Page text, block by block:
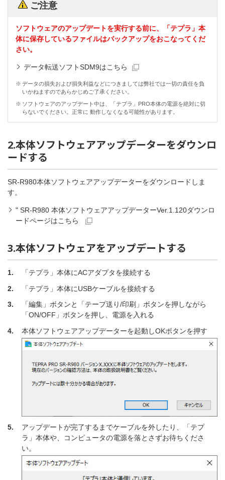
ご注意
ソフトウェアのアップデートを実行する前に、「テプラ」本
体に保存しているファイルはバックアップをおこなってくだ
さい。
データ転送ソフトSDM9はこちら
※ データの損失および損失利益などにつきましては弊社では一切の責任を負
いかねますのであらかじめご了承ください。
※ ソフトウェアのアップデート中は、「テプラ」PRO本体の電源を絶対に切
らないでください。正常に 動作しなくなる可能性があります。
2.本体ソフトウェアアップデーターをダウンロ
ードする
SR-R980本体ソフトウェアアップデーターをダウンロードしま
す。
" SR-R980 本体ソフトウェアアップデーターVer.1.120ダウンロ
ードページはこちら
3.本体ソフトウェアをアップデートする
1.
「テプラ」本体にACアダプタを接続する
2.
「テプラ」本体にUSBケーブルを接続する
3.
「編集」ボタンと「テープ送り/印刷」ボタンを押しながら
「ON/OFF」ボタンを押し、電源を入れる
4.
本体ソフトウェアアップデーターを起動しOKボタンを押す
5.
アップデートが完了するまでケーブルを外したり、「テプ
ラ」本体や、コンピュータの電源を落とさずお待ちくださ
い。